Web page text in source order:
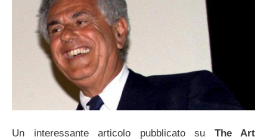
Un interessante articolo pubblicato su The Art